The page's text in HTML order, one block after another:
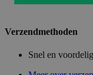
Verzendmethoden
Snel en